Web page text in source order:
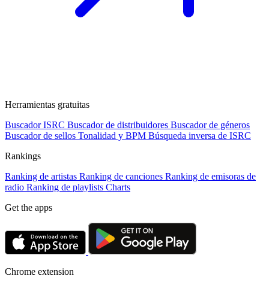
Herramientas gratuitas
Buscador ISRC Buscador de distribuidores Buscador de géneros
Buscador de sellos Tonalidad y BPM Búsqueda inversa de ISRC
Rankings
Ranking de artistas Ranking de canciones Ranking de emisoras de
radio Ranking de playlists Charts
Get the apps
Chrome extension